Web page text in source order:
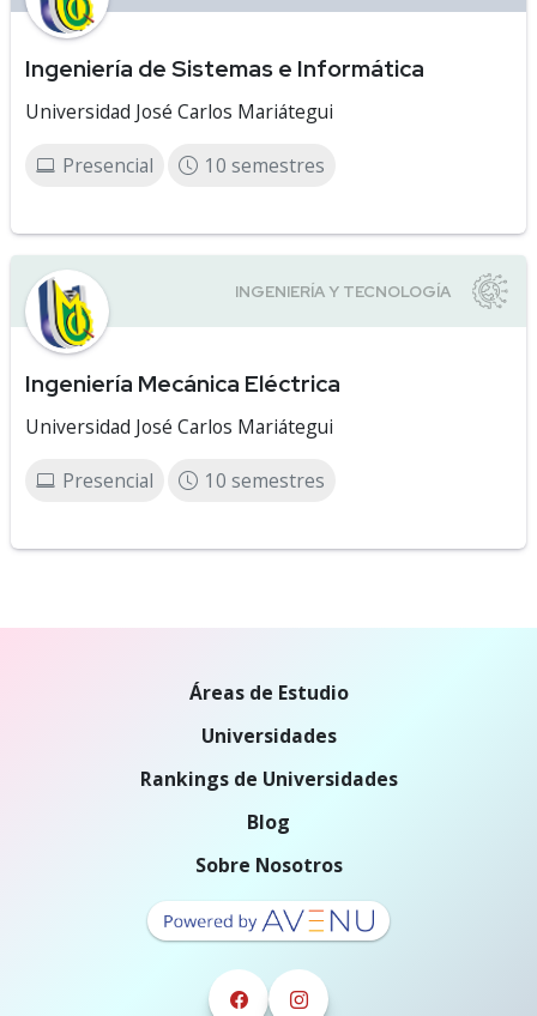
Ingeniería de Sistemas e Informática
Universidad José Carlos Mariátegui
Presencial 10 semestres
Ingeniería Mecánica Eléctrica
Universidad José Carlos Mariátegui
Presencial 10 semestres
Áreas de Estudio
Universidades
Rankings de Universidades
Blog
Sobre Nosotros